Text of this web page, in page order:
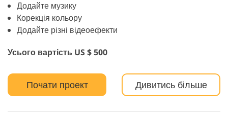
Додайте музику
Корекція кольору
Додайте різні відеоефекти
Усього вартість US $ 500
Почати проект Дивитись більше